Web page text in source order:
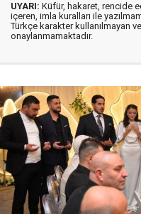
UYARI: Küfür, hakaret, rencide
içeren, imla kuralları ile
Türkçe karakter kullanılmayan
onaylanmamaktadır.